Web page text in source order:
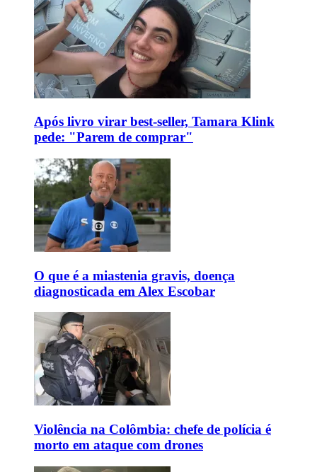
Após livro virar best-seller, Tamara Klink
pede: "Parem de comprar"
O que é a miastenia gravis, doença
diagnosticada em Alex Escobar
Violência na Colômbia: chefe de polícia é
morto em ataque com drones